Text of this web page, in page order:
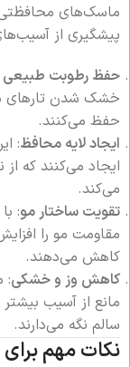
ماسک‌های محافظتی
پیشگیری از
حفظ رطوبت طبیعی
خشک شدن تارهای
حفظ می‌کنند.
ایجاد لایه محافظ:
ایجاد می‌کنند که از
می‌کند.
تقویت ساختار مو:
مقاومت مو را
کاهش می‌دهند.
کاهش وز و خشکی:
مانع از آسیب
سالم نگه می‌دارند.
نکات مهم برای